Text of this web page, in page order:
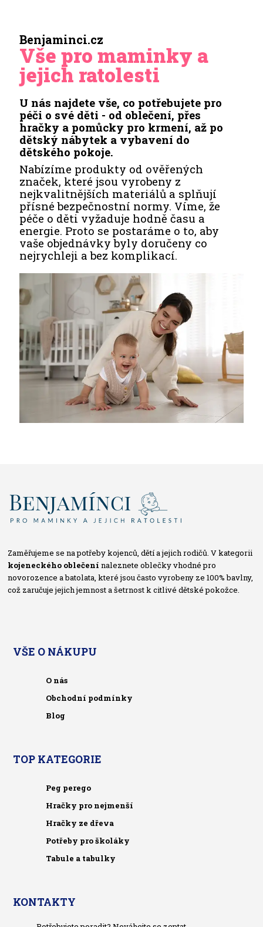
Benjaminci.cz
Vše pro maminky a
jejich ratolesti
U nás najdete vše, co potřebujete pro
péči o své děti - od oblečení, přes
hračky a pomůcky pro krmení, až po
dětský nábytek a vybavení do
dětského pokoje.
Nabízíme produkty od ověřených
značek, které jsou vyrobeny z
nejkvalitnějších materiálů a splňují
přísné bezpečnostní normy. Víme, že
péče o děti vyžaduje hodně času a
energie. Proto se postaráme o to, aby
vaše objednávky byly doručeny co
nejrychleji a bez komplikací.
Zaměřujeme se na potřeby kojenců, dětí a jejich rodičů. V kategorii
kojeneckého oblečení naleznete oblečky vhodné pro
novorozence a batolata, které jsou často vyrobeny ze 100% bavlny,
což zaručuje jejich jemnost a šetrnost k citlivé dětské pokožce.
VŠE O NÁKUPU
O nás
Obchodní podmínky
Blog
TOP KATEGORIE
Peg perego
Hračky pro nejmenší
Hračky ze dřeva
Potřeby pro školáky
Tabule a tabulky
KONTAKTY